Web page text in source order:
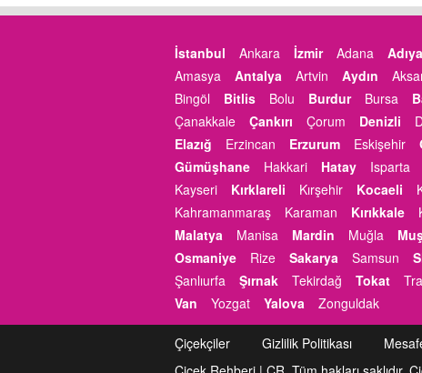
İstanbul Ankara İzmir Adana
Amasya
Antalya Artvin Aydın
Bingöl
Bitlis Bolu Burdur Bursa
Çanakkale
Çankırı Çorum Denizli
Elazığ
Erzincan Erzurum Eskişehir
Gümüşhane
Hakkari Hatay Isparta
Kayseri
Kırklareli Kırşehir Kocaeli
Kahramanmaraş
Karaman Kırıkkale
Malatya
Manisa Mardin Muğla
Osmaniye
Rize Sakarya Samsun
Şanlıurfa
Şırnak Tekirdağ Tokat
Van
Yozgat Yalova Zonguldak
Çiçekçiler Gizlilik Politikası